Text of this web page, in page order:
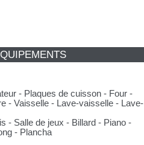
- Plaques de cuisson - Four -
- Vaisselle - Lave-vaisselle - Lave-
- Salle de jeux - Billard - Piano -
- Plancha